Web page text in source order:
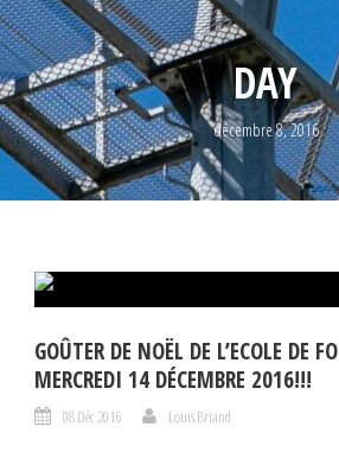
DAY
décembre 8, 2016
GOÛTER DE NOËL DE L’ECOLE DE
MERCREDI 14 DÉCEMBRE 2016!!!
08 Déc 2016 Louis Briand